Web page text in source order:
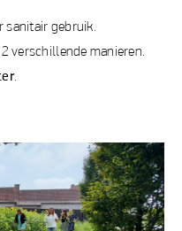
sanitair gebruik.
verschillende manieren.
.